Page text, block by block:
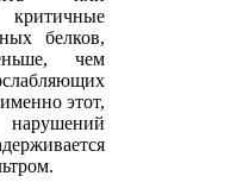
белков,
чем
этот,